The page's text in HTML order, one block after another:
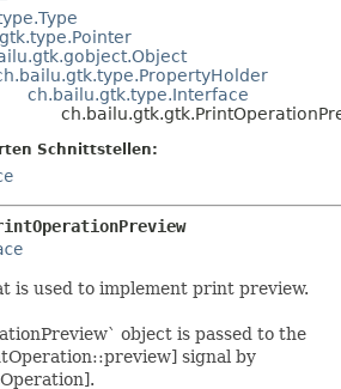
ch.bailu.gtk.type.Interface
Schnittstellen:
is used to implement print preview.
object is passed to the
signal by